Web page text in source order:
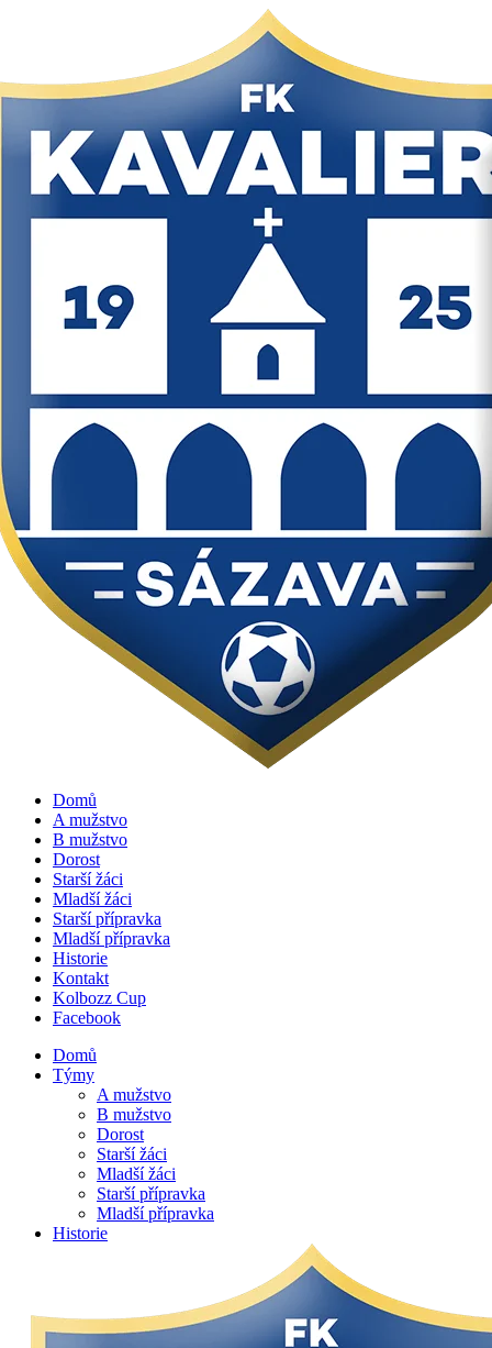
Domů
A mužstvo
B mužstvo
Dorost
Starší žáci
Mladší žáci
Starší přípravka
Mladší přípravka
Historie
Kontakt
Kolbozz Cup
Facebook
Domů
Týmy
A mužstvo
B mužstvo
Dorost
Starší žáci
Mladší žáci
Starší přípravka
Mladší přípravka
Historie